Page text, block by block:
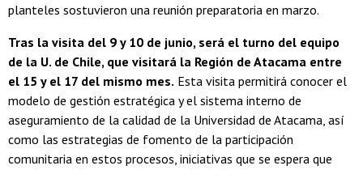
planteles sostuvieron una reunión preparatoria en marzo.
Tras la visita del 9 y 10 de junio, será el turno del equipo
de la U. de Chile, que visitará la Región de Atacama entre
el 15 y el 17 del mismo mes. Esta visita permitirá conocer el
modelo de gestión estratégica y el sistema interno de
aseguramiento de la calidad de la Universidad de Atacama, así
como las estrategias de fomento de la participación
comunitaria en estos procesos, iniciativas que se espera que